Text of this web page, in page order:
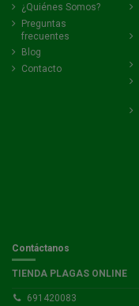
¿Quiénes Somos?
Preguntas
frecuentes
Blog
Contacto
Contáctanos
TIENDA PLAGAS ONLINE
691420083